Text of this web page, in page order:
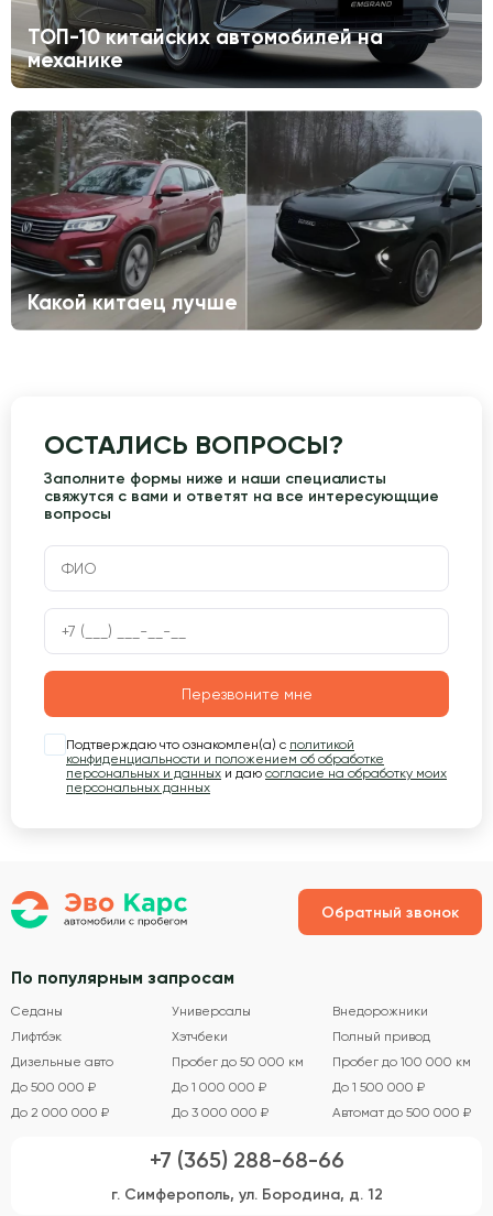
ТОП-10 китайских автомобилей на
механике
Какой китаец лучше
ОСТАЛИСЬ ВОПРОСЫ?
Заполните формы ниже и наши специалисты
свяжутся с вами и ответят на все интересующщие
вопросы
Перезвоните мне
Подтверждаю что ознакомлен(а) с политикой
конфиденциальности и положением об обработке
персональных и данных и даю согласие на обработку моих
персональных данных
Обратный звонок
По популярным запросам
Седаны Универсалы
Внедорожники
Лифтбэк
Хэтчбеки
Полный привод
Дизельные авто
Пробег до 50 000 км
Пробег до 100 000 км
До 500 000 ₽
До 1 000 000 ₽
До 1 500 000 ₽
До 2 000 000 ₽
До 3 000 000 ₽ Автомат до 500 000 ₽
+7 (365) 288-68-66
г. Симферополь, ул. Бородина, д. 12